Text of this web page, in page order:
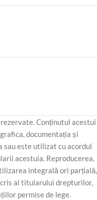
Conținutul acestui
documentația și
este utilizat cu acordul
acestuia. Reproducerea,
integrală ori parțială,
al titularului drepturilor,
permise de lege.